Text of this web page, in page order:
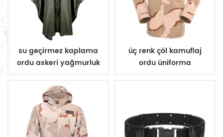
su geçirmez kaplama
ordu askeri yağmurluk
üç renk çöl kamuflaj
ordu üniforma